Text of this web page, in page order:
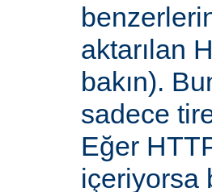
aktarılan
bakın).
sadece
Eğer
içeriyorsa